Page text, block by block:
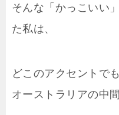
そんな「かっこいい
た私は、
どこのアクセントで
オーストラリアの中